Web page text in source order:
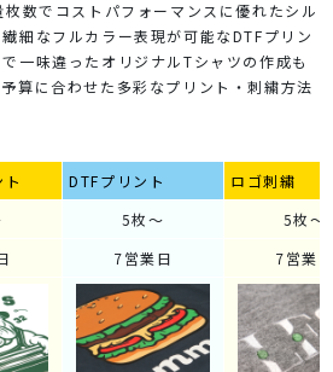
数でコストパフォーマンスに優れたシル
細なフルカラー表現が可能なDTFプリン
一味違ったオリジナルTシャツの作成も
算に合わせた多彩なプリント・刺繍方法
DTFプリント
ロゴ刺繍
5枚～
5枚～
7営業日 7営業